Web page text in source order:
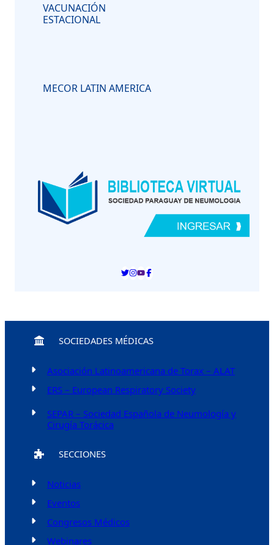
VACUNACIÓN
ESTACIONAL
MECOR LATIN AMERICA
SOCIEDADES MÉDICAS
Asociación Latinoamericana de Torax – ALAT
ERS – European Respiratory Society
SEPAR – Sociedad Española de Neumología y
Cirugía Torácica
SECCIONES
Noticias
Eventos
Congresos Médicos
Webinares